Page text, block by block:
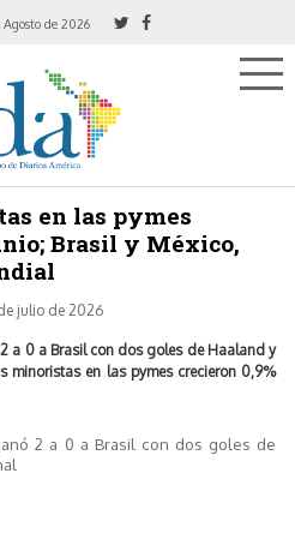
de 2026
en las pymes
Brasil y México,
julio de 2026
a 0 a Brasil con dos goles de Haaland y
minoristas en las pymes crecieron 0,9%
2 a 0 a Brasil con dos goles de